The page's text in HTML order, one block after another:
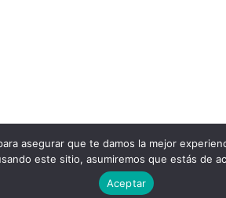
asegurar que te damos la mejor
este sitio, asumiremos que estás de
Aceptar